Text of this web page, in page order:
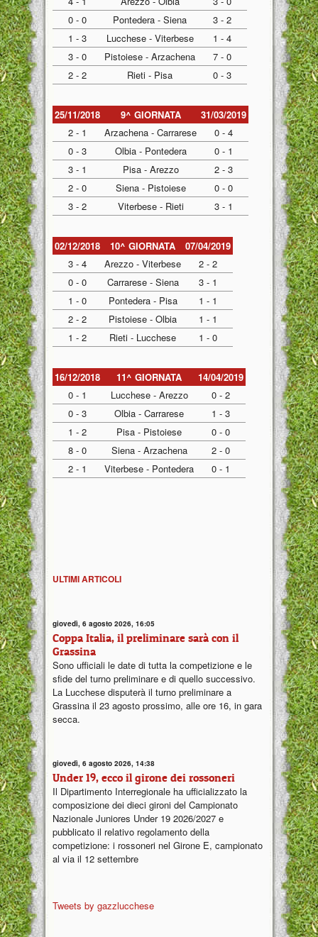
0 - 0
Pontedera - Siena
3 - 2
1 - 3
Lucchese - Viterbese
1 - 4
3 - 0
Pistoiese - Arzachena
7 - 0
2 - 2
Rieti - Pisa 0 - 3
25/11/2018 9^ GIORNATA
31/03/2019
2 - 1
Arzachena - Carrarese
0 - 4
0 - 3
Olbia - Pontedera
0 - 1
3 - 1
Pisa - Arezzo
2 - 3
2 - 0
Siena - Pistoiese
0 - 0
3 - 2
Viterbese - Rieti 3 - 1
02/12/2018 10^ GIORNATA
07/04/2019
3 - 4
Arezzo - Viterbese
2 - 2
0 - 0
Carrarese - Siena
3 - 1
1 - 0
Pontedera - Pisa
1 - 1
2 - 2
Pistoiese - Olbia
1 - 1
1 - 2
Rieti - Lucchese 1 - 0
16/12/2018 11^ GIORNATA
14/04/2019
0 - 1
Lucchese - Arezzo
0 - 2
0 - 3
Olbia - Carrarese
1 - 3
1 - 2
Pisa - Pistoiese
0 - 0
8 - 0
Siena - Arzachena
2 - 0
2 - 1
Viterbese - Pontedera 0 - 1
ULTIMI ARTICOLI
giovedì, 6 agosto 2026, 16:05
Coppa Italia, il preliminare sarà con il
Grassina
Sono ufficiali le date di tutta la competizione e le
sfide del turno preliminare e di quello successivo.
La Lucchese disputerà il turno preliminare a
Grassina il 23 agosto prossimo, alle ore 16, in gara
secca.
giovedì, 6 agosto 2026, 14:38
Under 19, ecco il girone dei rossoneri
Il Dipartimento Interregionale ha ufficializzato la
composizione dei dieci gironi del Campionato
Nazionale Juniores Under 19 2026/2027 e
pubblicato il relativo regolamento della
competizione: i rossoneri nel Girone E, campionato
al via il 12 settembre
Tweets by gazzlucchese